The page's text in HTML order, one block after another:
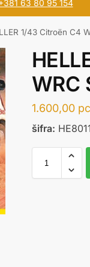
63 80 95 154
1/43 Citroën C4
WRC
1.600,00
šifra: